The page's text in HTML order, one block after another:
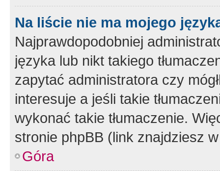
Na liście nie ma mojego
Najprawdopodobniej
języka lub nikt takiego
zapytać administratora czy
interesuje a jeśli takie
wykonać takie tłumaczenie.
stronie phpBB (link znajdziesz
Góra